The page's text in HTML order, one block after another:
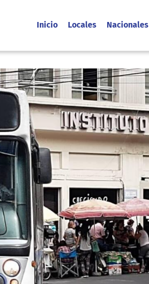
Inicio Locales Nacionales